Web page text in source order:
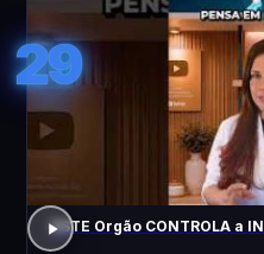
29
ESTE Orgão CONTROLA a